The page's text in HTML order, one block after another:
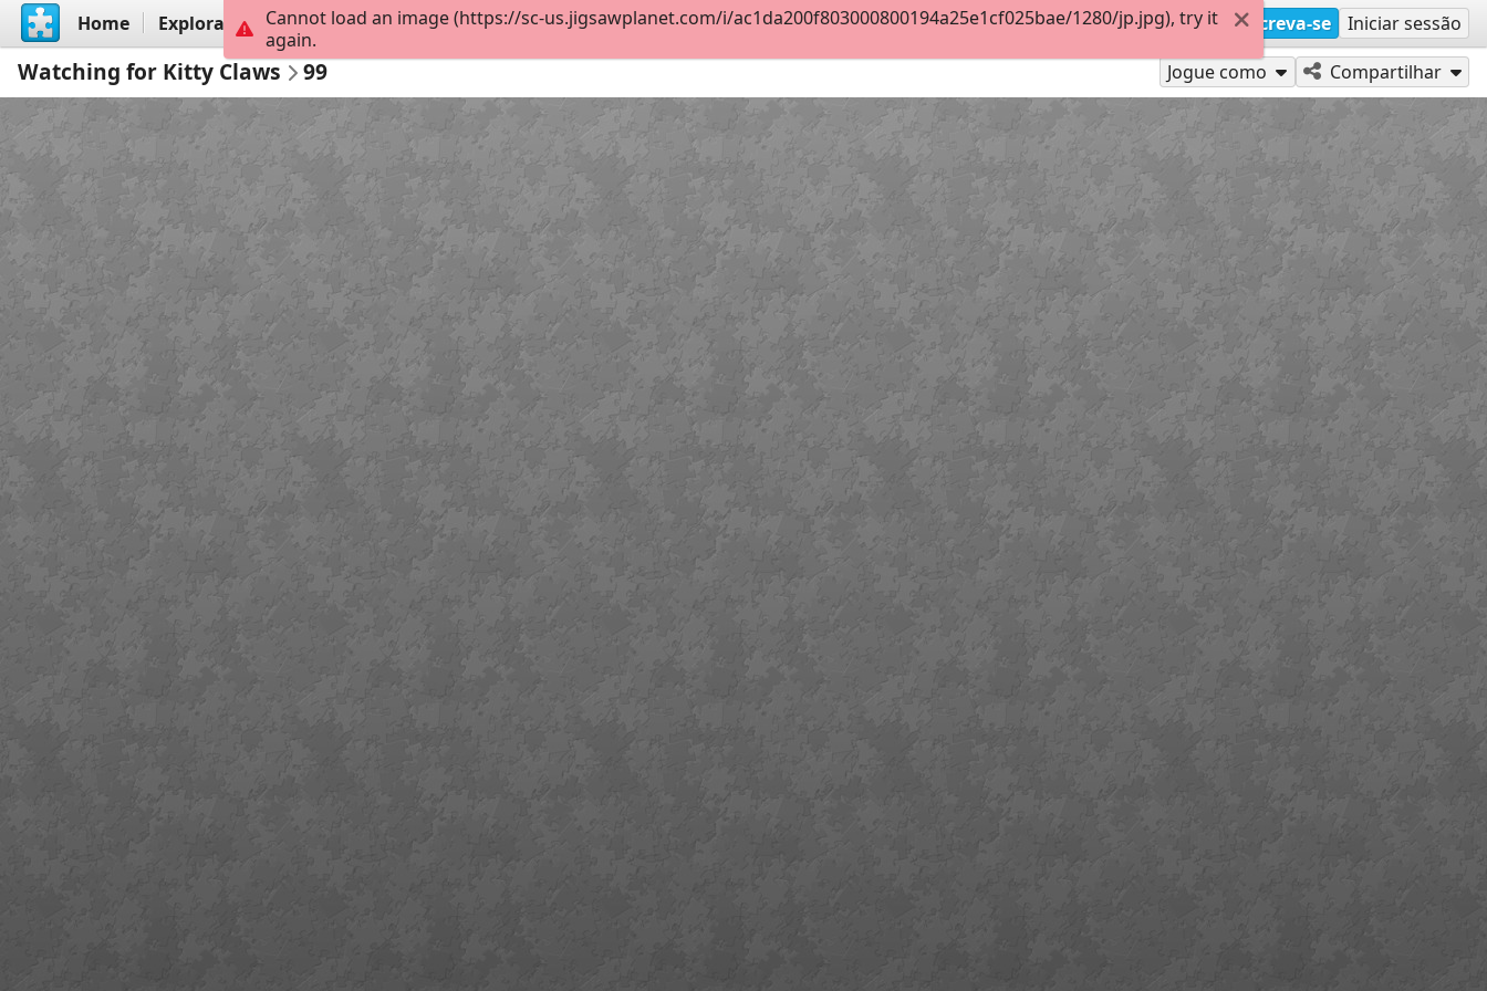
Home Explorar Criar Inscreva-se Iniciar sessão
Watching for Kitty Claws 99 Jogue como Compartilhar
Cannot load an image (https://sc-us.jigsawplanet.com/i/ac1da200f803000800194a25e1cf025bae/1280/jp.jpg), try it
again.